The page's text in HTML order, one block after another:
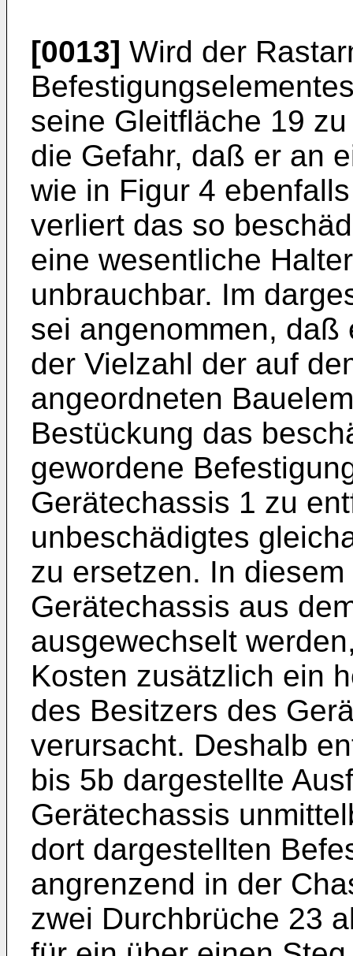
[0013] Wird der
seine Gleitfläche 19
die Gefahr, daß er an
wie in Figur 4
verliert das so
eine wesentliche
unbrauchbar. Im
sei angenommen,
der Vielzahl der auf
angeordneten
Bestückung das
gewordene
Gerätechassis 1 zu
unbeschädigtes
zu ersetzen. In
Gerätechassis aus
ausgewechselt
Kosten zusätzlich ein
des Besitzers des
verursacht. Deshalb
bis 5b dargestellte
Gerätechassis
dort dargestellten
angrenzend in der
zwei Durchbrüche 23